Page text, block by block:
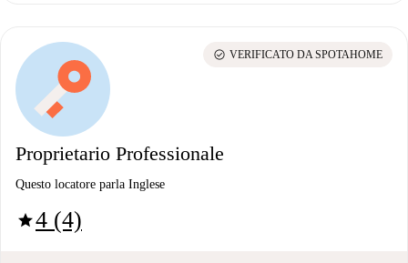
Proprietario Professionale
Questo locatore parla Inglese
star4 (4)
check_circle VERIFICATO DA SPOTAHOME